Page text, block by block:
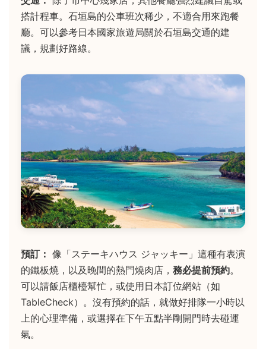
搭計程車。石垣島的公車班次稀少，不適合用來跑餐
廳。可以參考日本國家旅遊局關於石垣島交通的建
議，規劃好路線。
預訂： 像「ステーキハウス ジャッキー」這種有表演
的鐵板燒，以及晚間的熱門燒肉店， 務必提前預約。
可以請飯店櫃檯幫忙，或使用日本訂位網站（如
TableCheck）。沒有預約的話，就做好排隊一小時以
上的心理準備，或選擇在下午五點半剛開門時去碰運
氣。